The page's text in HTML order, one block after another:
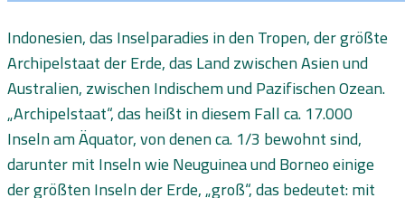
Indonesien, das Inselparadies in den Tropen, der größte
Archipelstaat der Erde, das Land zwischen Asien und
Australien, zwischen Indischem und Pazifischen Ozean.
„Archipelstaat“, das heißt in diesem Fall ca. 17.000
Inseln am Äquator, von denen ca. 1/3 bewohnt sind,
darunter mit Inseln wie Neuguinea und Borneo einige
der größten Inseln der Erde, „groß“, das bedeutet: mit